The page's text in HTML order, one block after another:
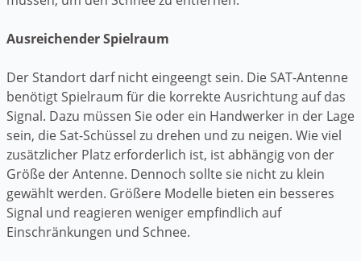
Ausreichender Spielraum
Der Standort darf nicht eingeengt sein. Die SAT-Antenne
benötigt Spielraum für die korrekte Ausrichtung auf das
Signal. Dazu müssen Sie oder ein Handwerker in der Lage
sein, die Sat-Schüssel zu drehen und zu neigen. Wie viel
zusätzlicher Platz erforderlich ist, ist abhängig von der
Größe der Antenne. Dennoch sollte sie nicht zu klein
gewählt werden. Größere Modelle bieten ein besseres
Signal und reagieren weniger empfindlich auf
Einschränkungen und Schnee.